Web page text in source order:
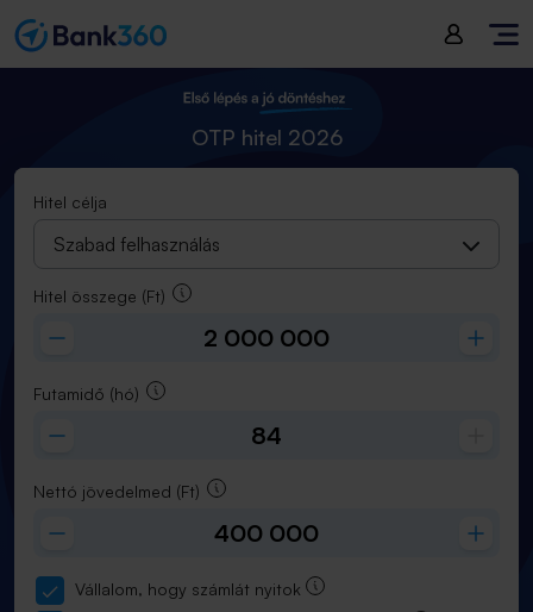
OTP hitel 2026
Hitel célja
Szabad felhasználás
Hitel összege (Ft)
Futamidő (hó)
Nettó jövedelmed (Ft)
Vállalom, hogy számlát nyitok
Hitel összege(Ft):2 000 000